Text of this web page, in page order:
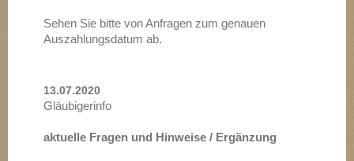
Sehen Sie bitte von Anfragen zum genauen
Auszahlungsdatum ab.
13.07.2020
Gläubigerinfo
aktuelle Fragen und Hinweise / Ergänzung